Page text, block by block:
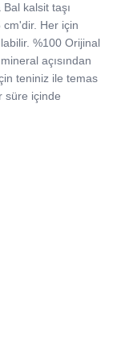
kalsit taşı
cm'dir. Her için
%100 Orijinal
açısından
teniniz ile temas
süre içinde